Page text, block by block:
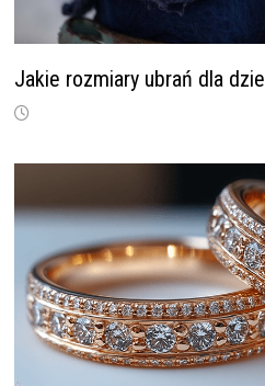
Jakie rozmiary ubrań dla